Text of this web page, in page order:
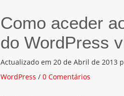
Como aceder
do WordPress
Actualizado em 20 de Abril de 2013
WordPress / 0 Comentários